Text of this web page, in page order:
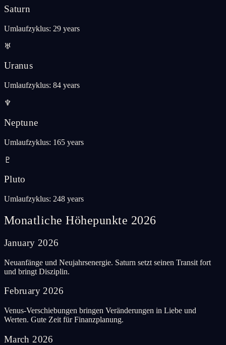
Saturn
Umlaufzyklus: 29 years
♅
Uranus
Umlaufzyklus: 84 years
♆
Neptune
Umlaufzyklus: 165 years
♇
Pluto
Umlaufzyklus: 248 years
Monatliche Höhepunkte 2026
January 2026
Neuanfänge und Neujahrsenergie. Saturn setzt seinen Transit fort
und bringt Disziplin.
February 2026
Venus-Verschiebungen bringen Veränderungen in Liebe und
Werten. Gute Zeit für Finanzplanung.
March 2026